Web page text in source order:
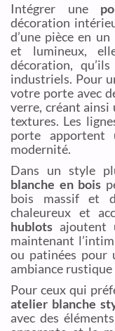
Intégrer une
décoration
d’une pièce en
et lumineux,
décoration,
industriels. Pour
votre porte avec
verre, créant ainsi
textures. Les
porte apportent
modernité.
Dans un style
blanche en bois
bois massif et
chaleureux et
hublots ajoutent
maintenant
ou patinées pour
ambiance
Pour ceux qui
atelier blanche
avec des